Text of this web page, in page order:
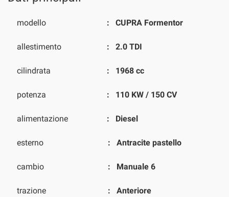
modello CUPRA Formentor
allestimento 2.0 TDI
cilindrata 1968 cc
potenza 110 KW / 150 CV
alimentazione Diesel
esterno Antracite pastello
cambio Manuale 6
trazione Anteriore